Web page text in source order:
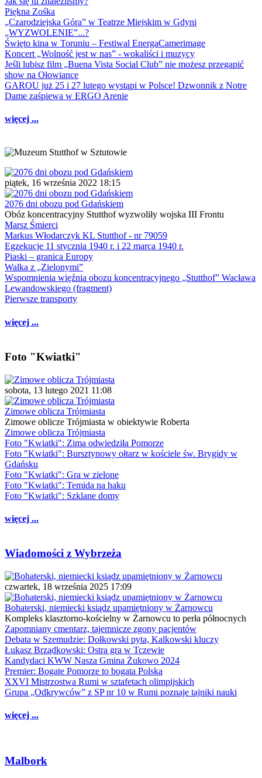
Piękna Zośka
„Czarodziejska Góra” w Teatrze Miejskim w Gdyni
„WYZWOLENIE”...?
Święto kina w Toruniu – Festiwal EnergaCamerimage
Koncert „Wolność jest w nas” - wokaliści i muzycy
Jeśli lubisz film „Buena Vista Social Club” nie możesz przegapić
show na Ołowiance
GAROU już 25 i 27 lutego wystąpi w Polsce! Dzwonnik z Notre
Dame zaśpiewa w ERGO Arenie
więcej ...
piątek, 16 września 2022 18:15
2076 dni obozu pod Gdańskiem
Obóz koncentracyjny Stutthof wyzwoliły wojska III Frontu
Marsz Śmierci
Markus Włodarczyk KL Stutthof - nr 79059
Egzekucje 11 stycznia 1940 r. i 22 marca 1940 r.
Piaski – granica Europy
Walka z „Zielonymi”
Wspomnienia więźnia obozu koncentracyjnego „Stutthof” Wacława
Lewandowskiego (fragment)
Pierwsze transporty
więcej ...
Foto "Kwiatki"
sobota, 13 lutego 2021 11:08
Zimowe oblicza Trójmiasta
Zimowe oblicze Trójmiasta w obiektywie Roberta
Zimowe oblicza Trójmiasta
Foto "Kwiatki": Zima odwiedziła Pomorze
Foto "Kwiatki": Bursztynowy ołtarz w kościele św. Brygidy w
Gdańsku
Foto "Kwiatki": Gra w zielone
Foto "Kwiatki": Temida na haku
Foto "Kwiatki": Szklane domy
więcej ...
Wiadomości z Wybrzeża
czwartek, 18 września 2025 17:09
Bohaterski, niemiecki ksiądz upamiętniony w Żarnowcu
Kompleks klasztorno-kościelny w Żarnowcu to perła północnych
Zapomniany cmentarz, tajemnicze zgony pacjentów
Debata w Szemudzie: Dołkowski pyta, Kalkowski kluczy
Łukasz Brządkowski: Ostra gra w Tczewie
Kandydaci KWW Nasza Gmina Żukowo 2024
Premier: Bogate Pomorze to bogata Polska
XXVI Mistrzostwa Rumi w sztafetach olimpijskich
Grupa „Odkrywców” z SP nr 10 w Rumi poznaje tajniki nauki
więcej ...
Malbork